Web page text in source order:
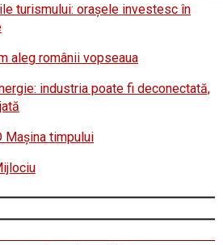
turismului: oraşele investesc în
aleg românii vopseaua
industria poate fi deconectată,
Maşina timpului